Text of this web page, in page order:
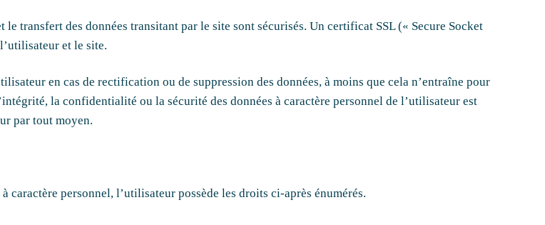
transfert des données transitant par le site sont sécurisés. Un certificat SSL (« Secure Socket
et le site.
en cas de rectification ou de suppression des données, à moins que cela n’entraîne pour
la confidentialité ou la sécurité des données à caractère personnel de l’utilisateur est
par tout moyen.
personnel, l’utilisateur possède les droits ci-après énumérés.